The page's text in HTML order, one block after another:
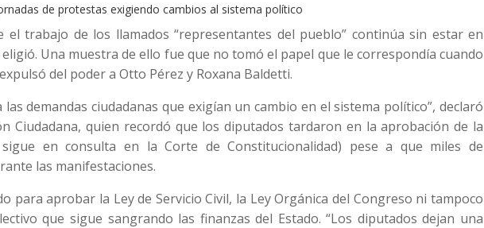
de protestas exigiendo cambios al sistema político
el trabajo de los llamados “representantes del pueblo” continúa sin estar en
Una muestra de ello fue que no tomó el papel que le correspondía cuando
del poder a Otto Pérez y Roxana Baldetti.
demandas ciudadanas que exigían un cambio en el sistema político”, declaró
Ciudadana, quien recordó que los diputados tardaron en la aprobación de la
en consulta en la Corte de Constitucionalidad) pese a que miles de
las manifestaciones.
para aprobar la Ley de Servicio Civil, la Ley Orgánica del Congreso ni tampoco
que sigue sangrando las finanzas del Estado. “Los diputados dejan una